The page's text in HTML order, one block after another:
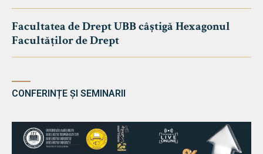
Facultatea de Drept UBB câștigă Hexagonul
Facultăților de Drept
CONFERINȚE ȘI SEMINARII